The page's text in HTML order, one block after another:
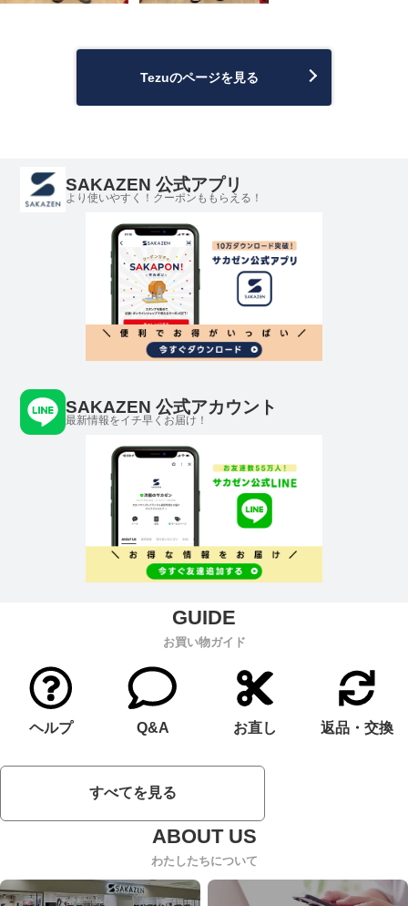
Tezuのページを見る
SAKAZEN 公式アプリ
より使いやすく！クーポンももらえる！
SAKAZEN 公式アカウント
最新情報をイチ早くお届け！
お買い物ガイド
ヘルプ Q&A お直し 返品・交換
すべてを見る
わたしたちについて